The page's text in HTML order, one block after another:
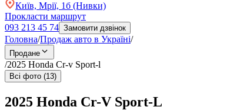
Київ, Мрії, 1б (Нивки)
Прокласти маршрут
093 213 45 74 Замовити дзвінок
Головна/Продаж авто в Україні/
Продане
/2025 Honda Cr-v Sport-l
Всі фото (13)
2025 Honda Cr-V Sport-L